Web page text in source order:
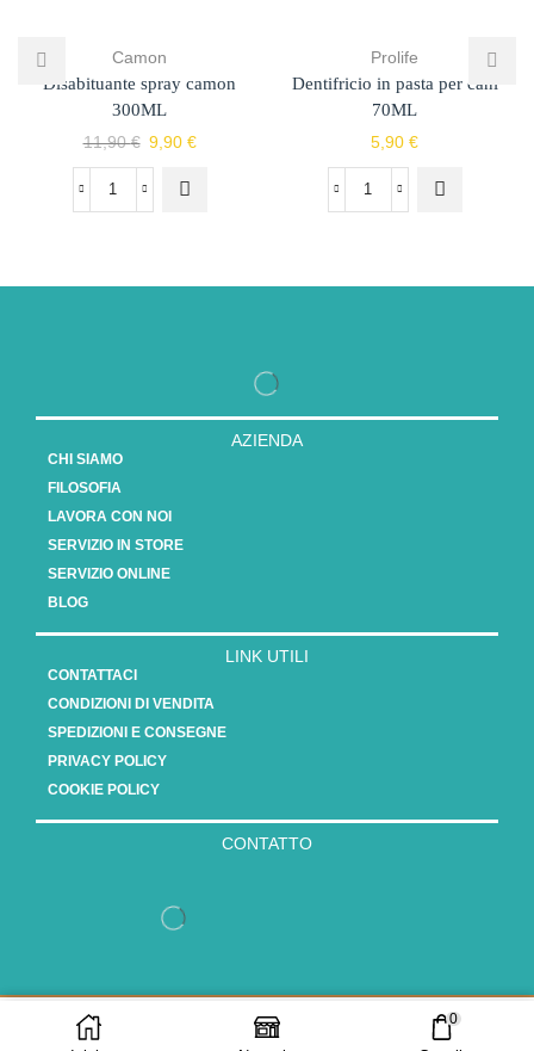
Camon
Disabituante spray camon
300ML
11,90€ 9,90 €
Prolife
Dentifricio in pasta per cani
70ML
5,90 €
AZIENDA
CHI SIAMO
FILOSOFIA
LAVORA CON NOI
SERVIZIO IN STORE
SERVIZIO ONLINE
BLOG
LINK UTILI
CONTATTACI
CONDIZIONI DI VENDITA
SPEDIZIONI E CONSEGNE
PRIVACY POLICY
COOKIE POLICY
CONTATTO
Copyright 2025 - Vasauro srl // P.Iva 15808561003
ACQUISTA ORA
0